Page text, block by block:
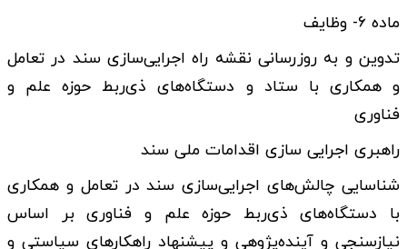
ماده ۶- وظایف
تدوین و به روزرسانی نقشه راه اجرایی‌سازی سند در تعامل
و همکاری با ستاد و دستگاه‌های ذی‌ربط حوزه علم و
فناوری
راهبری اجرایی ­سازی اقدامات ملی سند
شناسایی چالش­‌های اجرایی‌سازی سند در تعامل و همکاری
با دستگاه­‌های ذی‌ربط حوزه علم و فناوری بر اساس
نیازسنجی و آینده‌پژوهی و پیشنهاد راهکارهای سیاستی و